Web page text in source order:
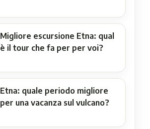
Migliore escursione Etna: qual
è il tour che fa per per voi?
Etna: quale periodo migliore
per una vacanza sul vulcano?